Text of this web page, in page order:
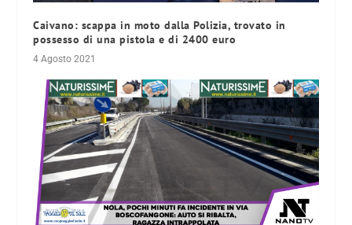
Caivano: scappa in moto dalla Polizia, trovato in
possesso di una pistola e di 2400 euro
4 Agosto 2021